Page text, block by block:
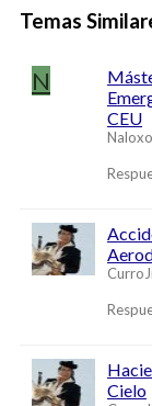
Temas
N
CEU
Cielo